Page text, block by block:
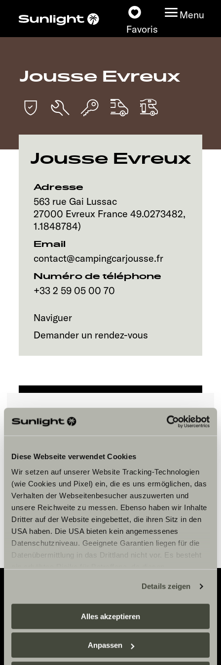
Diese Webseite verwendet Cookies
Wir setzen auf unserer Website Tracking-Technologien
(wie Cookies und Pixel) ein, die es uns ermöglichen, das
Verhalten der Webseitenbesucher auszuwerten und
unsere Reichweite zu messen. Ebenso haben wir Inhalte
Dritter auf der Website eingebettet, die ihren Sitz in den
USA haben. Die USA bieten kein angemessenes
Datenschutzniveau. Geeignete Garantien liegen für die
Datenübermittlung in das Drittland nicht vor. Es besteht
zustehen. Eingesetzte Dienstleister können Daten für
eigene Zwecke verarbeiten und mit anderen Daten
zusammenführen. Weitere Informationen finden Sie hier:
Datenschutzerklärung
einzelne Cookies/Dienste in den Einstellungen aus,
erteilen Sie uns Ihre Einwilligung zur Verarbeitung Ihrer
Details zeigen
Alles akzeptieren
Anpassen
Favoris
Menu
Nos modèles
Configurateur
Recherchez votre
Sunlight
Découvrir
Service
Jousse Evreux
Jousse Evreux
Adresse
563 rue Gai Lussac
27000 Evreux France 49.0273482,
1.1848784)
Email
contact@campingcarjousse.fr
Numéro de téléphone
+33 2 59 05 00 70
Naviguer
Demander un rendez-vous
Veuillez accepter les cookies pour
Paramètre des cookies
Adventure
Now.